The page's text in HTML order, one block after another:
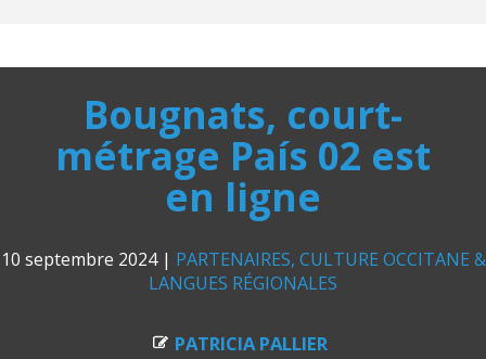
Bougnats, court-
métrage País 02 est
en ligne
10 septembre 2024| PARTENAIRES CULTURE OCCITANE &
LANGUES RÉGIONALES
PATRICIA PALLIER